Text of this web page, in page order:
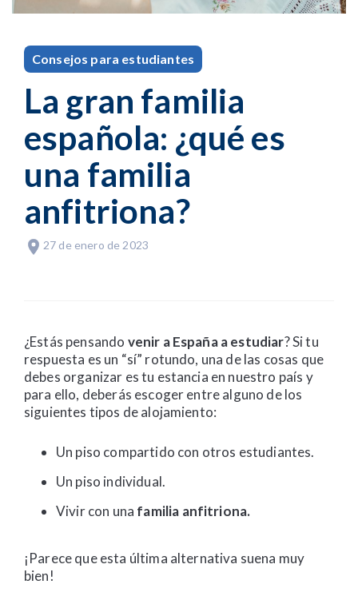
Consejos para estudiantes
La gran familia
española: ¿qué es
una familia
anfitriona?
27 de enero de 2023
¿Estás pensando venir a España a estudiar? Si tu
respuesta es un “sí” rotundo, una de las cosas que
debes organizar es tu estancia en nuestro país y
para ello, deberás escoger entre alguno de los
siguientes tipos de alojamiento:
Un piso compartido con otros estudiantes.
Un piso individual.
Vivir con una familia anfitriona.
¡Parece que esta última alternativa suena muy
bien!